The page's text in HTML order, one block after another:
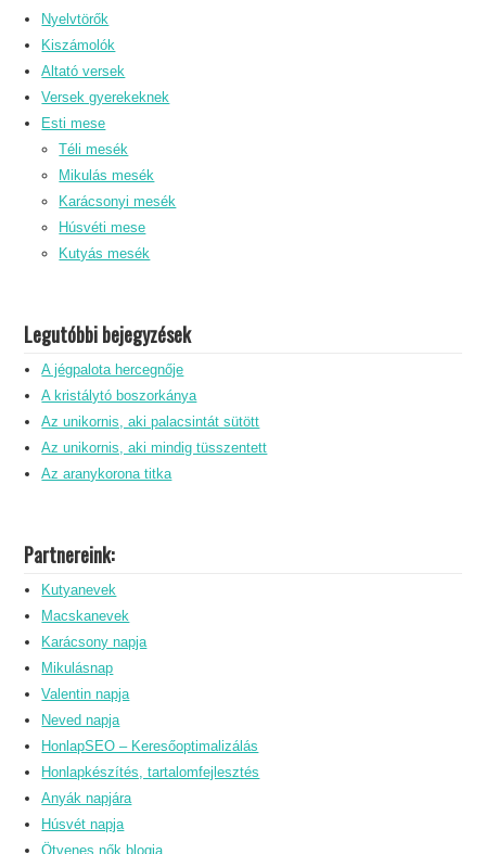
Nyelvtörők
Kiszámolók
Altató versek
Versek gyerekeknek
Esti mese
Téli mesék
Mikulás mesék
Karácsonyi mesék
Húsvéti mese
Kutyás mesék
Legutóbbi bejegyzések
A jégpalota hercegnője
A kristálytó boszorkánya
Az unikornis, aki palacsintát sütött
Az unikornis, aki mindig tüsszentett
Az aranykorona titka
Partnereink:
Kutyanevek
Macskanevek
Karácsony napja
Mikulásnap
Valentin napja
Neved napja
HonlapSEO – Keresőoptimalizálás
Honlapkészítés, tartalomfejlesztés
Anyák napjára
Húsvét napja
Ötvenes nők blogja